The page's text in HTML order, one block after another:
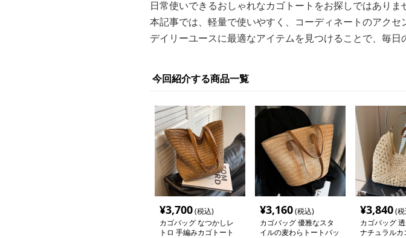
日常使いできるおしゃれなカゴトートをお探しではありま
本記事では、軽量で使いやすく、コーディネートのアクセ
デイリーユースに最適なアイテムを見つけることで、毎日
今回紹介する商品一覧
¥3,700(税込)
カゴバッグ なつかしレ
トロ 手編みカゴトート
¥3,160(税込)
カゴバッグ 優雅なスタ
イルの麦わらトートバッ
¥3,840(
カゴバッグ
ナチュラルカ